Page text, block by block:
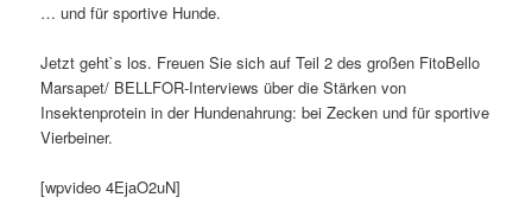
… und für sportive Hunde.
Jetzt geht`s los. Freuen Sie sich auf Teil 2 des großen FitoBello
Marsapet/ BELLFOR-Interviews über die Stärken von
Insektenprotein in der Hundenahrung: bei Zecken und für sportive
Vierbeiner.
[wpvideo 4EjaO2uN]